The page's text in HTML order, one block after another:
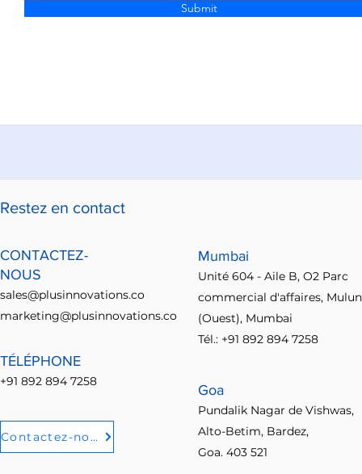
Submit
Restez en contact
CONTACTEZ-
NOUS
sales@plusinnovations.co
marketing@plusinnovations.co
TÉLÉPHONE
+91 892 894 7258
Contactez-nous
Mumbai
Unité 604 - Aile B, O2 Parc
commercial d'affaires,
(Ouest), Mumbai
Tél.: +91 892 894 7258
Goa
Pundalik Nagar de Vishwas,
Alto-Betim, Bardez,
Goa. 403 521